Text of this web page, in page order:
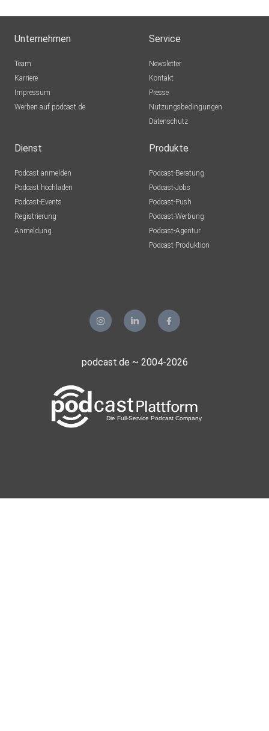
Unternehmen
Team
Karriere
Impressum
Werben auf podcast.de
Service
Newsletter
Kontakt
Presse
Nutzungsbedingungen
Datenschutz
Dienst
Podcast anmelden
Podcast hochladen
Podcast-Events
Registrierung
Anmeldung
Produkte
Podcast-Beratung
Podcast-Jobs
Podcast-Push
Podcast-Werbung
Podcast-Agentur
Podcast-Produktion
podcast.de ~ 2004-2026